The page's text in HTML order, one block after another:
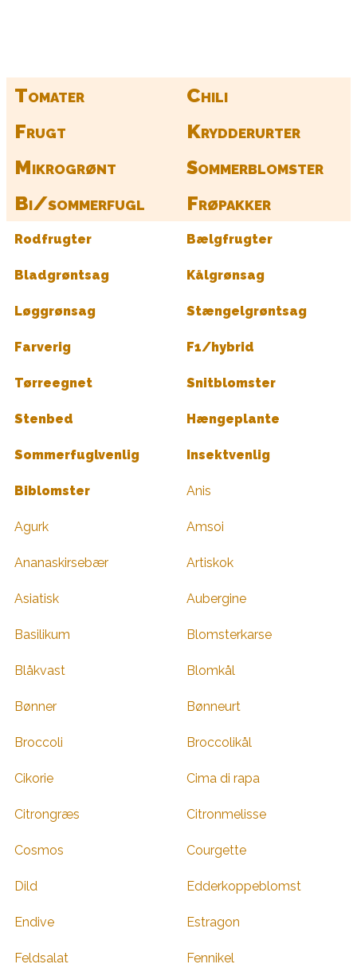
Tomater
Chili
Frugt
Krydderurter
Mikrogrønt
Sommerblomster
Bi/sommerfugl
Frøpakker
Rodfrugter Bælgfrugter
Bladgrøntsag Kålgrønsag
Løggrønsag Stængelgrøntsag
Farverig F1/hybrid
Tørreegnet Snitblomster
Stenbed Hængeplante
Sommerfuglvenlig Insektvenlig
Biblomster Anis
Agurk Amsoi
Ananaskirsebær Artiskok
Asiatisk Aubergine
Basilikum Blomsterkarse
Blåkvast Blomkål
Bønner Bønneurt
Broccoli Broccolikål
Cikorie Cima di rapa
Citrongræs Citronmelisse
Cosmos Courgette
Dild Edderkoppeblomst
Endive Estragon
Feldsalat Fennikel